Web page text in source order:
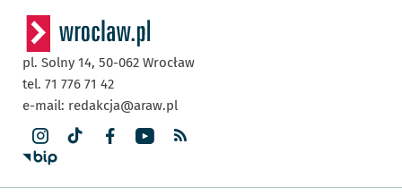
pl. Solny 14, 50-062 Wrocław
tel. 71 776 71 42
e-mail: redakcja@araw.pl